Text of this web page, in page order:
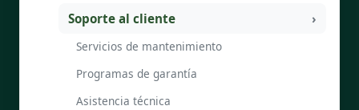
Soporte al cliente
Servicios de mantenimiento
Programas de garantía
Asistencia técnica